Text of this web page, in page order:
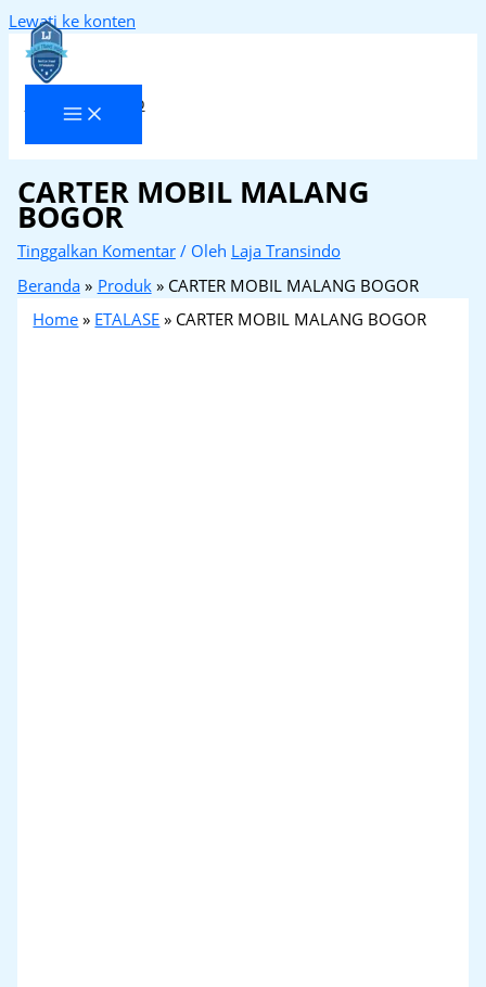
Lewati ke konten
Laja Transindo
CARTER MOBIL MALANG
BOGOR
Tinggalkan Komentar / Oleh Laja Transindo
Beranda
Produk
CARTER MOBIL MALANG BOGOR
Home » ETALASE » CARTER MOBIL MALANG BOGOR